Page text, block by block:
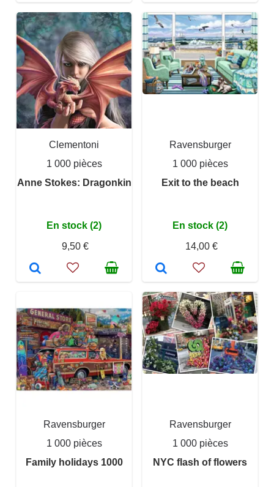
Clementoni
1 000 pièces
Anne Stokes: Dragonkin
En stock (2)
9,50 €
Ravensburger
1 000 pièces
Exit to the beach
En stock (2)
14,00 €
Ravensburger
1 000 pièces
Family holidays 1000
Ravensburger
1 000 pièces
NYC flash of flowers